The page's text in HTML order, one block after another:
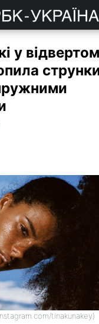
у
tinakunakey)